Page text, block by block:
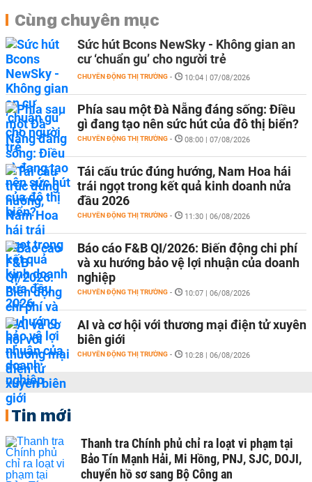
Cùng chuyên mục
Sức hút Bcons NewSky - Không gian an
cư ‘chuẩn gu’ cho người trẻ
CHUYỂN ĐỘNG THỊ TRƯỜNG - 10:04 | 07/08/2026
Phía sau một Đà Nẵng đáng sống: Điều
gì đang tạo nên sức hút của đô thị biển?
CHUYỂN ĐỘNG THỊ TRƯỜNG - 08:00 | 07/08/2026
Tái cấu trúc đúng hướng, Nam Hoa hái
trái ngọt trong kết quả kinh doanh nửa
đầu 2026
CHUYỂN ĐỘNG THỊ TRƯỜNG - 11:30 | 06/08/2026
Báo cáo F&B QI/2026: Biến động chi phí
và xu hướng bảo vệ lợi nhuận của doanh
nghiệp
CHUYỂN ĐỘNG THỊ TRƯỜNG - 10:07 | 06/08/2026
AI và cơ hội với thương mại điện tử xuyên
biên giới
CHUYỂN ĐỘNG THỊ TRƯỜNG - 10:28 | 06/08/2026
Tin mới
Thanh tra Chính phủ chỉ ra loạt vi phạm tại
Bảo Tín Mạnh Hải, Mi Hồng, PNJ, SJC, DOJI,
chuyển hồ sơ sang Bộ Công an